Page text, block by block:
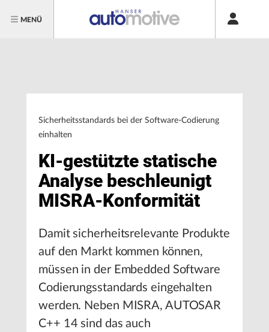
MENÜ
Sicherheitsstandards bei der Software-Codierung
einhalten
KI-gestützte statische
Analyse beschleunigt
MISRA-Konformität
Damit sicherheitsrelevante Produkte
auf den Markt kommen können,
müssen in der Embedded Software
Codierungsstandards eingehalten
werden. Neben MISRA, AUTOSAR
C++ 14 sind das auch